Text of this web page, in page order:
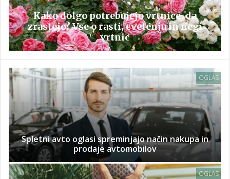
Kako dolgo potrebujejo vrtnice, da
zrastejo? Vse o rasti, cvetenju in negi
vrtnic
OGLAS
Spletni avto oglasi spreminjajo način nakupa in
prodaje avtomobilov
OGLAS